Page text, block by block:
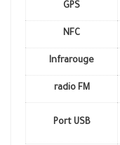
GPS
NFC
Infrarouge
radio FM
Port USB